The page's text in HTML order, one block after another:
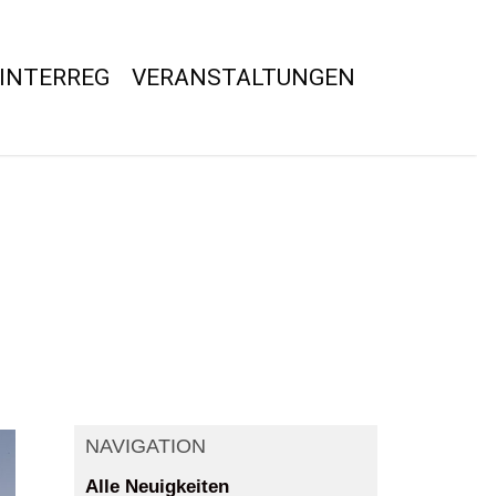
INTERREG VERANSTALTUNGEN
NAVIGATION
Alle Neuigkeiten